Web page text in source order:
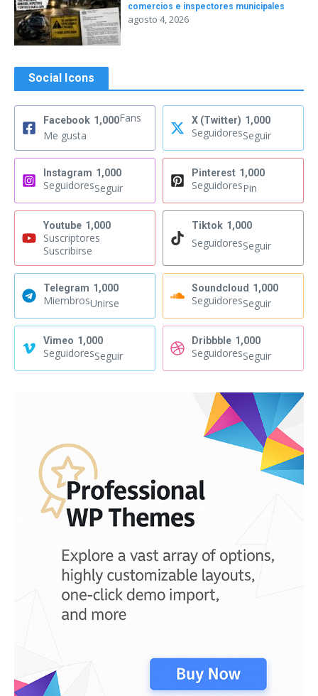
comercios e inspectores municipales
agosto 4, 2026
Social Icons
Facebook 1,000Fans
Me gusta
X (Twitter) 1,000
SeguidoresSeguir
Instagram 1,000
SeguidoresSeguir
Pinterest 1,000
SeguidoresPin
Youtube 1,000
Suscriptores
Suscribirse
Tiktok 1,000
SeguidoresSeguir
Telegram 1,000
MiembrosUnirse
Soundcloud 1,000
SeguidoresSeguir
Vimeo 1,000
SeguidoresSeguir
Dribbble 1,000
SeguidoresSeguir